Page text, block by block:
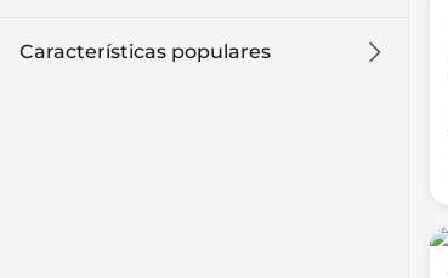
Características populares